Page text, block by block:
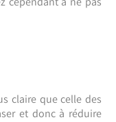
claire que celle des
et donc à réduire